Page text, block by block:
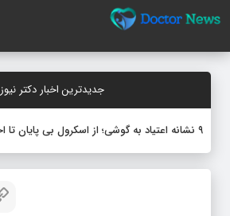
جدیدترین اخبار دکتر نیوز
۹ نشانه اعتیاد به گوشی؛ از اسکرول بی پایان تا اختلال خواب و تمرکز